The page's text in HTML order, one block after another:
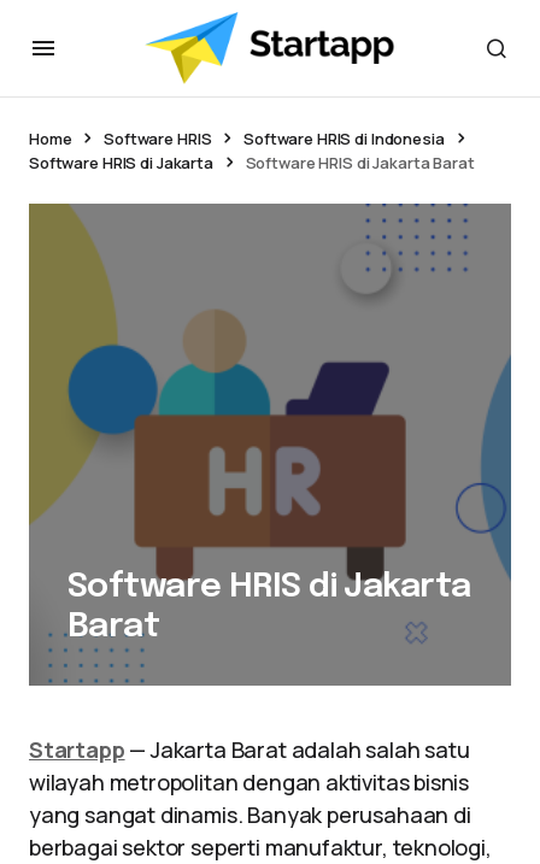
Home Software HRIS
Software HRIS di Indonesia
Software HRIS di Jakarta
Software HRIS di Jakarta Barat
Software HRIS di Jakarta
Barat
Startapp — Jakarta Barat adalah salah satu
wilayah metropolitan dengan aktivitas bisnis
yang sangat dinamis. Banyak perusahaan di
berbagai sektor seperti manufaktur, teknologi,